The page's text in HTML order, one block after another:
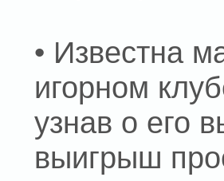
• Известна
игорном
узнав о его
выигрыш